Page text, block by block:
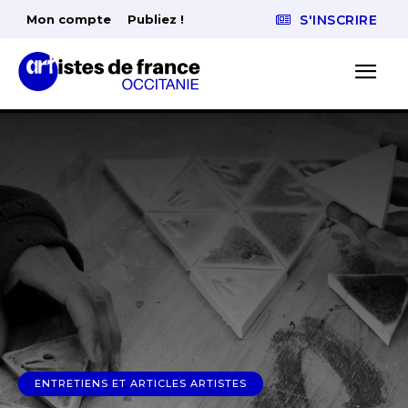
Mon compte Publiez ! S'INSCRIRE
ENTRETIENS ET ARTICLES ARTISTES